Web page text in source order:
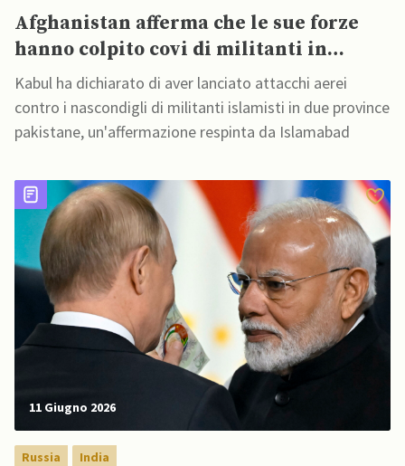
Afghanistan afferma che le sue forze
hanno colpito covi di militanti in
Pakistan, Islamabad nega
Kabul ha dichiarato di aver lanciato attacchi aerei
contro i nascondigli di militanti islamisti in due province
pakistane, un'affermazione respinta da Islamabad
11 Giugno 2026
Russia India